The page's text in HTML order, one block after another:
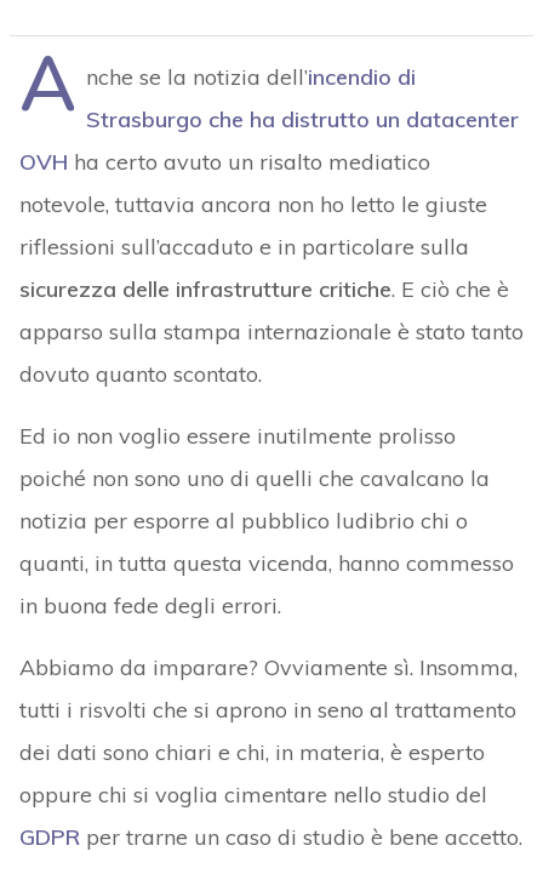
A nche se la notizia dell’incendio di
Strasburgo che ha distrutto un datacenter
OVH ha certo avuto un risalto mediatico
notevole, tuttavia ancora non ho letto le giuste
riflessioni sull’accaduto e in particolare sulla
sicurezza delle infrastrutture critiche. E ciò che è
apparso sulla stampa internazionale è stato tanto
dovuto quanto scontato.
Ed io non voglio essere inutilmente prolisso
poiché non sono uno di quelli che cavalcano la
notizia per esporre al pubblico ludibrio chi o
quanti, in tutta questa vicenda, hanno commesso
in buona fede degli errori.
Abbiamo da imparare? Ovviamente sì. Insomma,
tutti i risvolti che si aprono in seno al trattamento
dei dati sono chiari e chi, in materia, è esperto
oppure chi si voglia cimentare nello studio del
GDPRper trarne un caso di studio è bene accetto.